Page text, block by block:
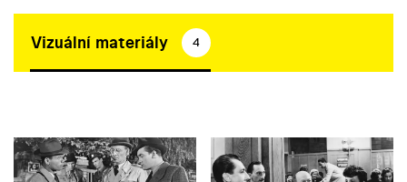
Vizuální materiály 4